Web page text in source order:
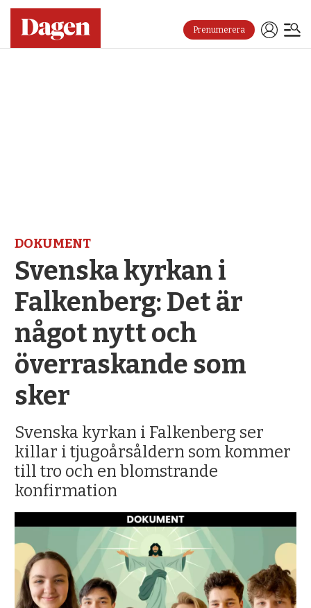
Prenumerera
DOKUMENT
Svenska kyrkan i
Falkenberg: Det är
något nytt och
överraskande som
sker
Svenska kyrkan i Falkenberg ser
killar i tjugoårsåldern som kommer
till tro och en blomstrande
konfirmation